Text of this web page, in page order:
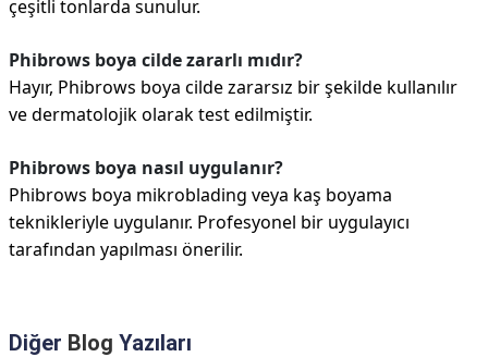
çeşitli tonlarda sunulur.
Phibrows boya cilde zararlı mıdır?
Hayır, Phibrows boya cilde zararsız bir şekilde kullanılır
ve dermatolojik olarak test edilmiştir.
Phibrows boya nasıl uygulanır?
Phibrows boya mikroblading veya kaş boyama
teknikleriyle uygulanır. Profesyonel bir uygulayıcı
tarafından yapılması önerilir.
Diğer Blog Yazıları